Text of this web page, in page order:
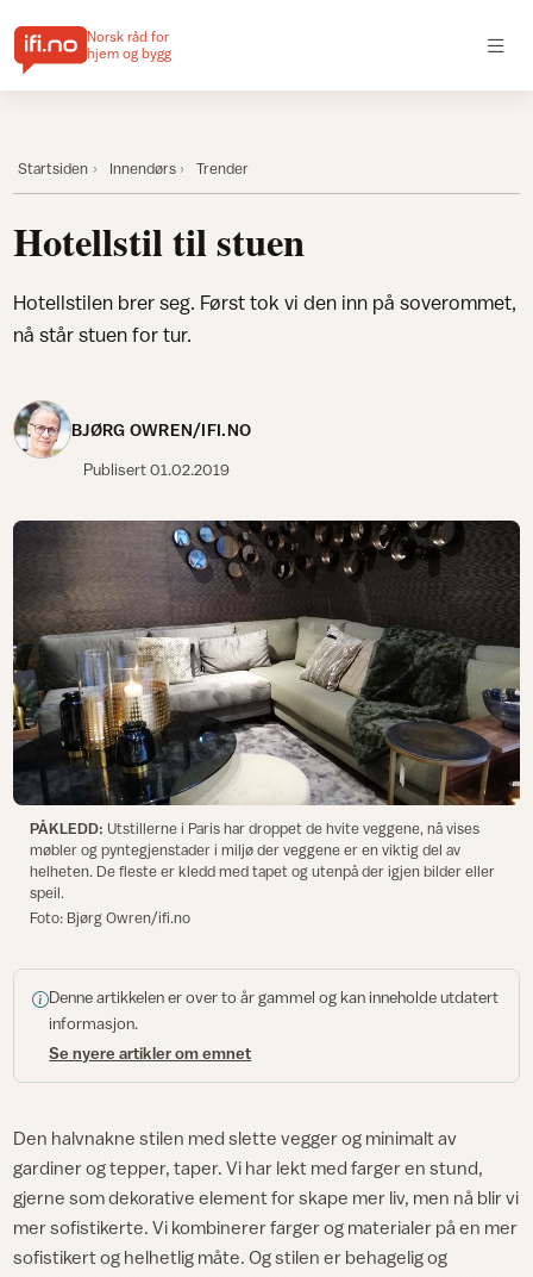
Norsk råd for
hjem og bygg
Startsiden Innendørs Trender
Hotellstil til stuen
Hotellstilen brer seg. Først tok vi den inn på soverommet,
nå står stuen for tur.
BJØRG OWREN/IFI.NO
Publisert01.02.2019
PÅKLEDD: Utstillerne i Paris har droppet de hvite veggene, nå vises
møbler og pyntegjenstader i miljø der veggene er en viktig del av
helheten. De fleste er kledd med tapet og utenpå der igjen bilder eller
speil.
Foto: Bjørg Owren/ifi.no
Denne artikkelen er over to år gammel og kan inneholde utdatert
informasjon.
Se nyere artikler om emnet
Den halvnakne stilen med slette vegger og minimalt av
gardiner og tepper, taper. Vi har lekt med farger en stund,
gjerne som dekorative element for skape mer liv, men nå blir vi
mer sofistikerte. Vi kombinerer farger og materialer på en mer
sofistikert og helhetlig måte. Og stilen er behagelig og